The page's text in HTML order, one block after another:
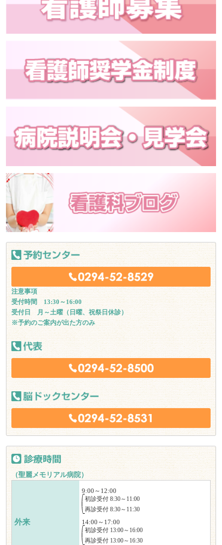
注意事項
受付時間 13:30～16:00
受付日 月～土曜（日曜、祝祭日休診）
※予約のご案内が出た方のみ
（聖麗メモリアル病院）
外来
9:00～12:00
初診受付 8:30～11:00
再診受付 8:30～11:30
14:00～17:00
初診受付 13:00～16:00
再診受付 13:00～16:30